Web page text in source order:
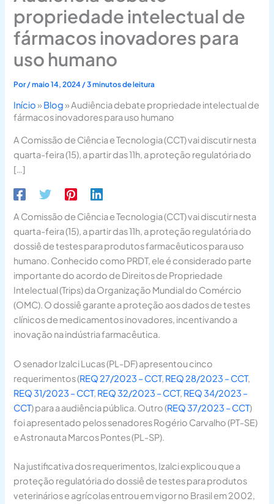
propriedade intelectual de
fármacos inovadores para
uso humano
Por/maio 14, 2024 /3 minutos de leitura
Início» Blog»Audiência debate propriedade intelectual de
fármacos inovadores para uso humano
A Comissão de Ciência e Tecnologia (CCT) vai discutir nesta
quarta-feira (15), a partir das 11h, a proteção regulatória do
[…]
A Comissão de Ciência e Tecnologia (CCT) vai discutir nesta
quarta-feira (15), a partir das 11h, a proteção regulatória do
dossiê de testes para produtos farmacêuticos para uso
humano. Conhecido como PRDT, ele é considerado parte
importante do acordo de Direitos de Propriedade
Intelectual (Trips) da Organização Mundial do Comércio
(OMC). O dossiê garante a proteção aos dados de testes
clínicos de medicamentos inovadores, incentivando a
inovação na indústria farmacêutica.
O senador Izalci Lucas (PL-DF) apresentou cinco
requerimentos (REQ 27/2023 – CCT, REQ 28/2023 – CCT,
REQ 31/2023 – CCT, REQ 32/2023 – CCT, REQ 34/2023 –
CCT) para a audiência pública. Outro (REQ 37/2023 – CCT)
foi apresentado pelos senadores Rogério Carvalho (PT-SE)
e Astronauta Marcos Pontes (PL-SP).
Na justificativa dos requerimentos, Izalci explicou que a
proteção regulatória do dossiê de testes para produtos
veterinários e agrícolas entrou em vigor no Brasil em 2002,